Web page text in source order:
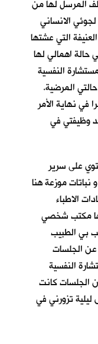
المرسل لها من
الانساني
التي عشتها
حالة اهمالي لها
النفسية
المرضية.
في نهاية الأمر
وظيفتي في
على سرير
موزعة هنا
الاطباء
مكتب شخصي
بي الطبيب
الجلسات
النفسية
الجلسات كانت
تزورني في